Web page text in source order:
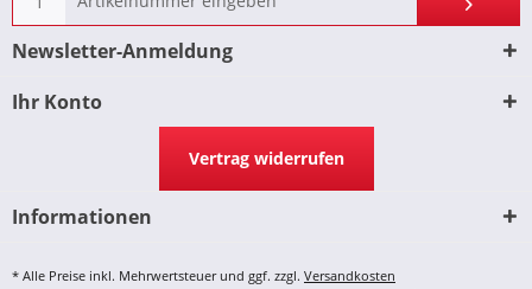
Newsletter-Anmeldung
Ihr Konto
Vertrag widerrufen
Informationen
* Alle Preise inkl. Mehrwertsteuer und ggf. zzgl. Versandkosten